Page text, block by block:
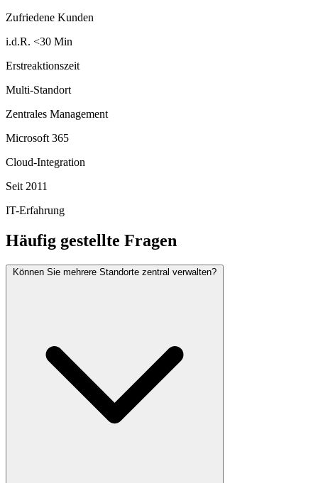
Zufriedene Kunden
i.d.R. <30 Min
Erstreaktionszeit
Multi-Standort
Zentrales Management
Microsoft 365
Cloud-Integration
Seit 2011
IT-Erfahrung
Häufig gestellte Fragen
Können Sie mehrere Standorte zentral verwalten?